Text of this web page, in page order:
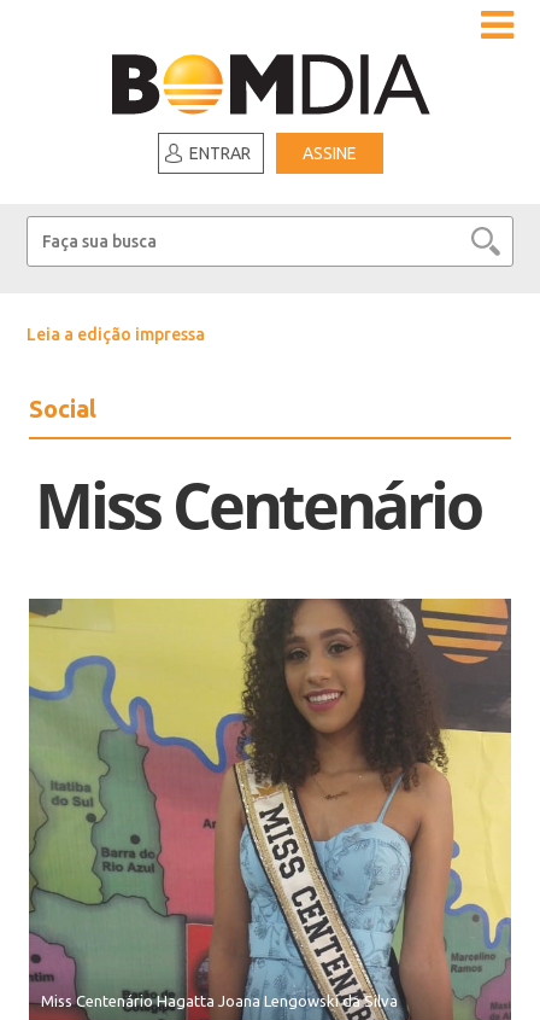
ENTRAR ASSINE
Leia a edição impressa
Social
Miss Centenário
Miss Centenário Hagatta Joana Lengowski da Silva